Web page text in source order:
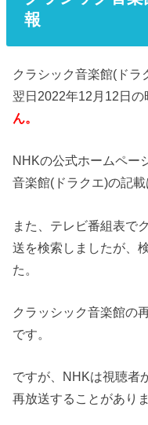
報
クラシック音楽館(ドラ
翌日2022年12月12日の
ん。
NHKの公式ホームペー
音楽館(ドラクエ)の記載
また、テレビ番組表で
送を検索しましたが、
た。
クラッシック音楽館の
です。
ですが、NHKは視聴者
再放送することがありま